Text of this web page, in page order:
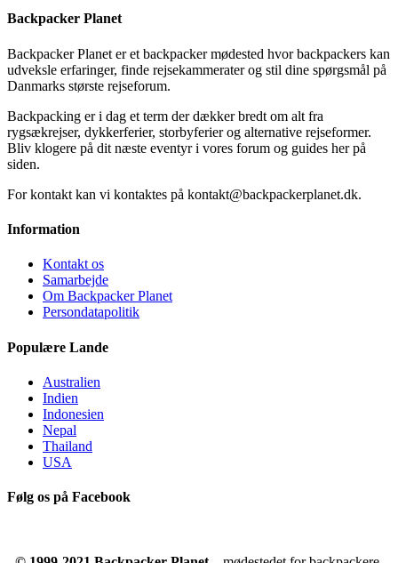
Backpacker Planet
Backpacker Planet er et backpacker mødested hvor backpackers kan
udveksle erfaringer, finde rejsekammerater og stil dine spørgsmål på
Danmarks største rejseforum.
Backpacking er i dag et term der dækker bredt om alt fra
rygsækrejser, dykkerferier, storbyferier og alternative rejseformer.
Bliv klogere på dit næste eventyr i vores forum og guides her på
siden.
For kontakt kan vi kontaktes på kontakt@backpackerplanet.dk.
Information
Kontakt os
Samarbejde
Om Backpacker Planet
Persondatapolitik
Populære Lande
Australien
Indien
Indonesien
Nepal
Thailand
USA
Følg os på Facebook